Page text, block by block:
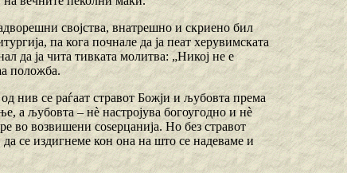
својства, внатрешно и скриено бил
па кога почнале да ја пеат херувимската
да ја чита тивката молитва: „Никој не е
положба.
нив се раѓаат стравот Божји и љубовта према
а љубовта – нѐ настројува богоугодно и нѐ
во возвишени соѕерцанија. Но без стравот
се издигнеме кон она на што се надеваме и